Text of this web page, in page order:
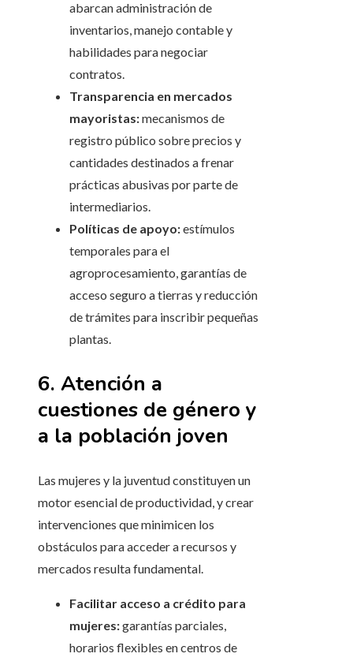
abarcan administración de
inventarios, manejo contable y
habilidades para negociar
contratos.
Transparencia en mercados
mayoristas:mecanismos de
registro público sobre precios y
cantidades destinados a frenar
prácticas abusivas por parte de
intermediarios.
Políticas de apoyo:estímulos
temporales para el
agroprocesamiento, garantías de
acceso seguro a tierras y reducción
de trámites para inscribir pequeñas
plantas.
6. Atención a
cuestiones de género y
a la población joven
Las mujeres y la juventud constituyen un
motor esencial de productividad, y crear
intervenciones que minimicen los
obstáculos para acceder a recursos y
mercados resulta fundamental.
Facilitar acceso a crédito para
mujeres:garantías parciales,
horarios flexibles en centros de